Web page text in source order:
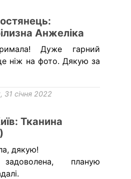
Анжеліка
Дуже гарний
ніж на фото. Дякую за
31 січня 2022
Тканина
дякую!
планую